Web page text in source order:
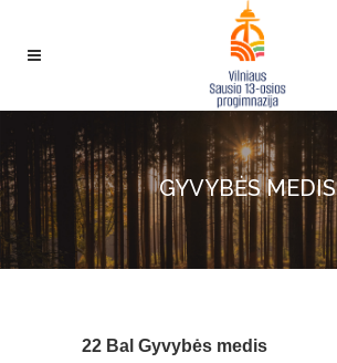
GYVYBĖS MEDIS
22 Bal Gyvybės medis